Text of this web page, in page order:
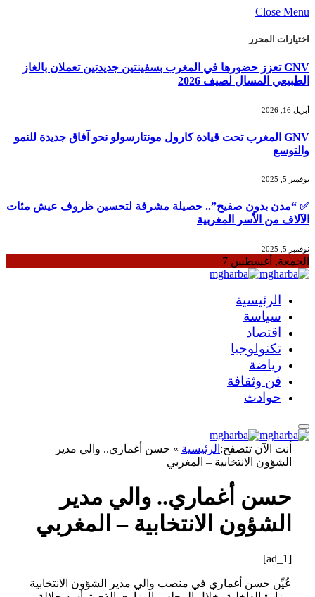
Close Menu
اختيارات المحرر
GNV تعزز حضورها في المغرب بسفينتين جديدتين تعملان بالغاز
الطبيعي المسال لصيف 2026
أبريل 16, 2026
GNV المغرب تحت قيادة كارول مونتارسولو نحو آفاق جديدة للنمو
والتوسع
نوفمبر 5, 2025
✅ “مدن بدون صفيح”.. حصيلة مشرفة لتحسين ظروف عيش مئات
الآلاف من الأسر المغربية
نوفمبر 5, 2025
الجمعة, أغسطس 7
الرئيسية
سياسة
اقتصاد
تكنولوجيا
رياضة
فن وثقافة
حوادث
أنت الآن تتصفح: الرئيسية » حسن أغماري.. والي مدير
الشؤون الانتخابية – المغربي
حسن أغماري.. والي مدير
الشؤون الانتخابية – المغربي
[ad_1]
عُيِّن حسن أغماري في منصب والي مدير الشؤون الانتخابية